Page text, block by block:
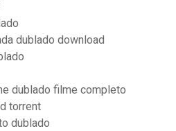
dublado download
dublado filme completo
torrent
dublado